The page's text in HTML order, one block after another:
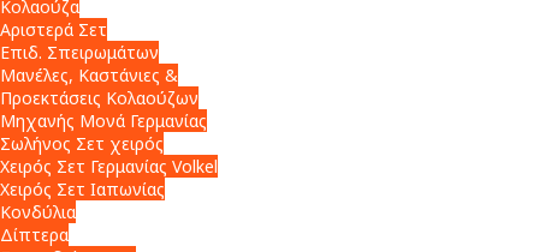
Κολαούζα
Αριστερά Σετ
Επιδ. Σπειρωμάτων
Μανέλες, Καστάνιες &
Προεκτάσεις Κολαούζων
Μηχανής Μονά Γερμανίας
Σωλήνος Σετ χειρός
Χειρός Σετ Γερμανίας Volkel
Χειρός Σετ Ιαπωνίας
Κονδύλια
Δίπτερα